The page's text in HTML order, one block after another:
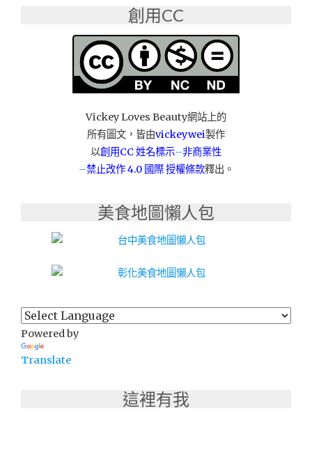
晚
餐
│
咖
啡
全
天
供
應：
45
啡"
創用CC
Vickey Loves Beauty網站上的
所有圖文，皆由vickeywei製作
以創用CC 姓名標示–非商業性
–禁止改作4.0 國際 授權條款釋出。
美食地圖懶人包
Powered by
Translate
這裡有我